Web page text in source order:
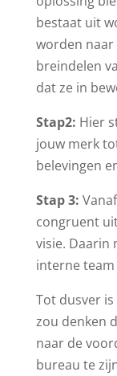
bestaat uit
worden
breindelen
dat ze in
Stap2: Hier
jouw merk
belevingen
Stap 3:
congruent
visie. Daarin
interne
Tot dusver
zou denken
naar de
bureau te